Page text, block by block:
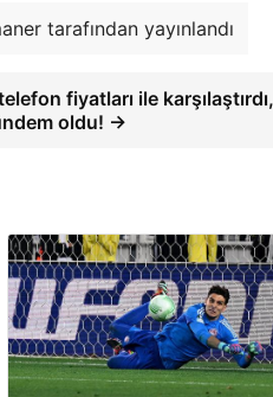
tarafından yayınlandı
fiyatları ile karşılaştırdı,
oldu! →